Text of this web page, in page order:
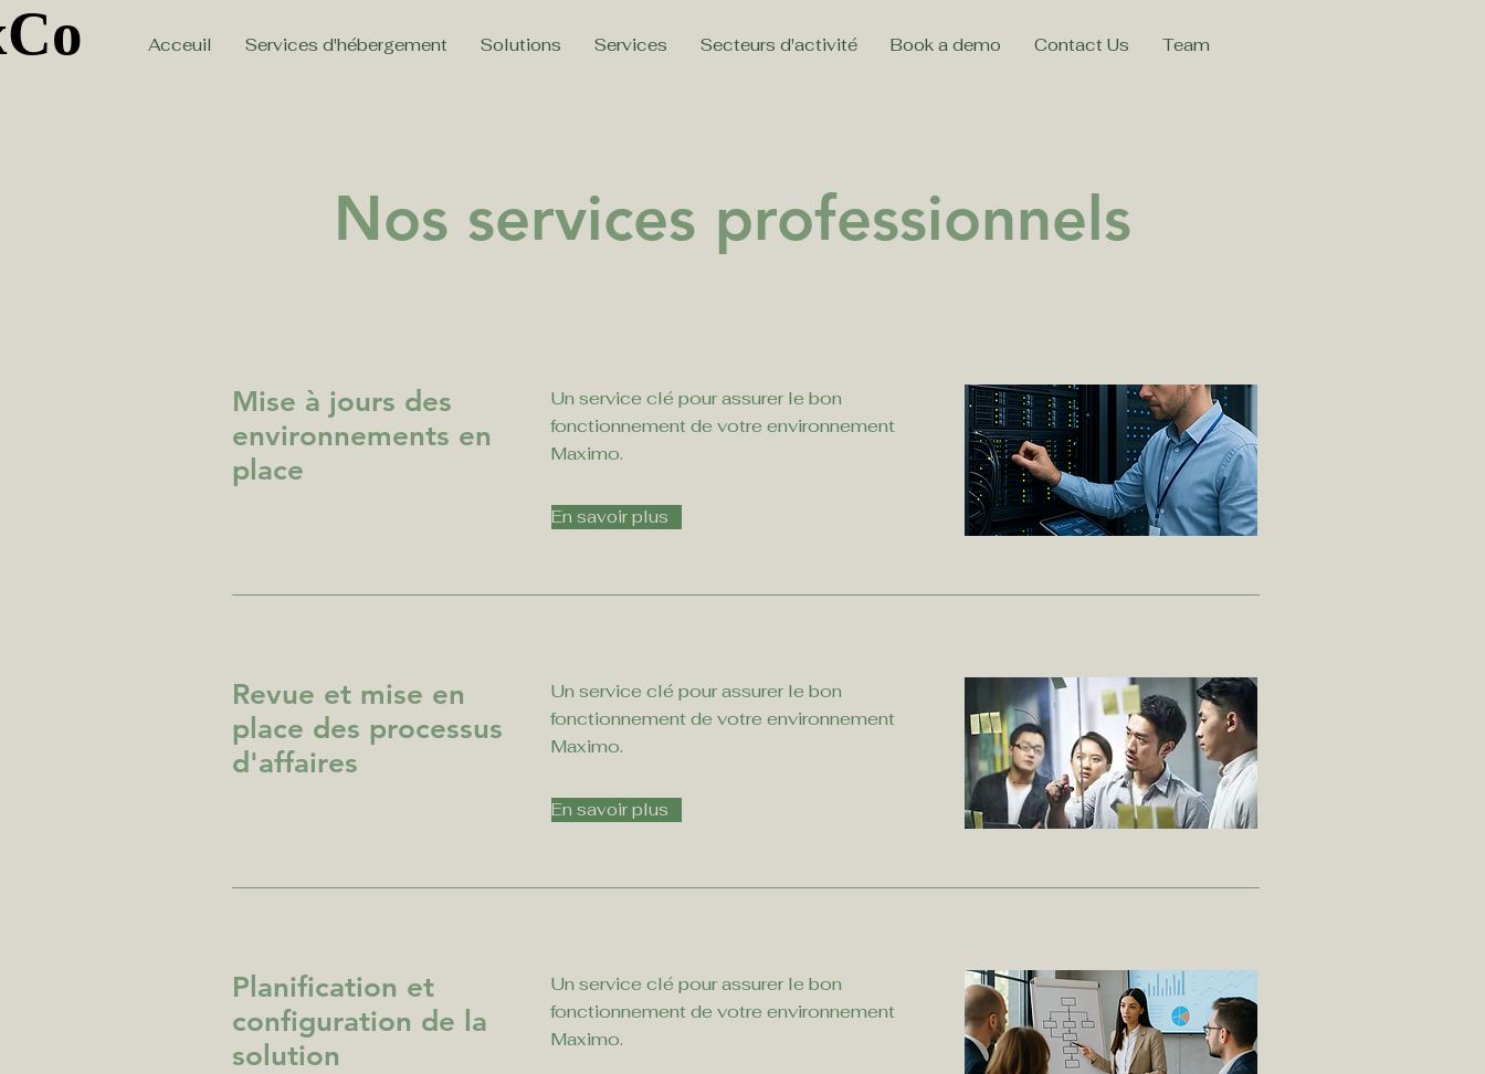
Acceuil Services d'hébergement Solutions Services Secteurs d'activité Book a demo Contact Us Team
Mise à jours des
environnements en
place
Un service clé pour assurer le bon
fonctionnement de votre environnement
Maximo.
En savoir plus
Revue et mise en
place des processus
d'affaires
Un service clé pour assurer le bon
fonctionnement de votre environnement
Maximo.
En savoir plus
Planification et
configuration de la
solution
Un service clé pour assurer le bon
fonctionnement de votre environnement
Maximo.
Nos services professionnels